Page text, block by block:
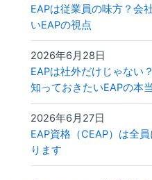
EAPは従業員の味方？会
いEAPの視点
EAPは社外だけじゃない
知っておきたいEAPの本
2026年6月28日
EAP資格（CEAP）は全
ります
2026年6月27日